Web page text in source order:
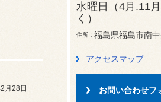
月28日
水曜日（4月.11
く
住所 福島県福島市南
アクセスマップ
お問い合わせフ